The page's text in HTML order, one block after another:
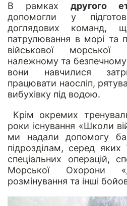
В рамках другого
допомогли у
доглядових команд,
патрулювання в морі та
військової морської
належному та безпечному
вони навчилися
працювати наосліп,
вибухівку під водою.
Крім окремих
роки існування «Школи
ми надали допомогу
підрозділам, серед
спеціальних операцій,
Морської Охорони
розмінування та інші